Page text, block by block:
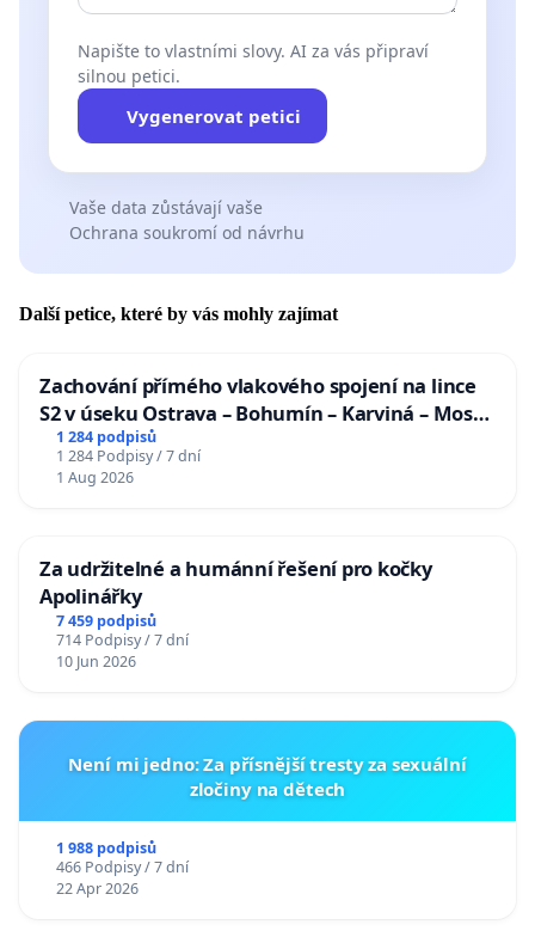
Napište to vlastními slovy. AI za vás připraví
silnou petici.
Vygenerovat petici
Vaše data zůstávají vaše
Ochrana soukromí od návrhu
Další petice, které by vás mohly zajímat
Zachování přímého vlakového spojení na lince
S2 v úseku Ostrava – Bohumín – Karviná – Mosty
u Jablunkova
1 284 podpisů
1 284 Podpisy / 7 dní
1 Aug 2026
Za udržitelné a humánní řešení pro kočky
Apolinářky
7 459 podpisů
714 Podpisy / 7 dní
10 Jun 2026
Není mi jedno: Za přísnější tresty za sexuální
zločiny na dětech
1 988 podpisů
466 Podpisy / 7 dní
22 Apr 2026